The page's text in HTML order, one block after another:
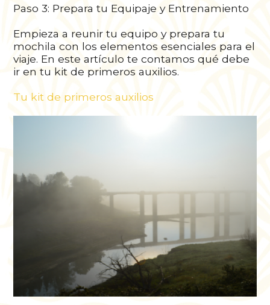
Paso 3: Prepara tu Equipaje y Entrenamiento
Empieza a reunir tu equipo y prepara tu
mochila con los elementos esenciales para el
viaje. En este artículo te contamos qué debe
ir en tu kit de primeros auxilios.
Tu kit de primeros auxilios